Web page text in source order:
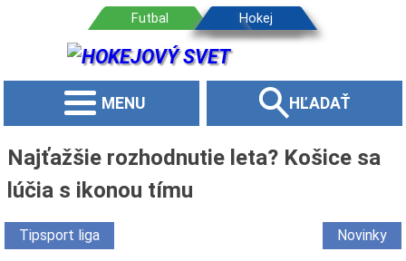
MENU HĽADAŤ
Najťažšie rozhodnutie leta? Košice sa
lúčia s ikonou tímu
Tipsport liga Novinky